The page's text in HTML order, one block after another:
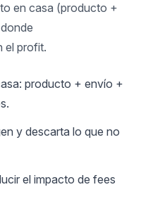
en casa (producto +
el profit.
producto + envío +
y descarta lo que no
el impacto de fees